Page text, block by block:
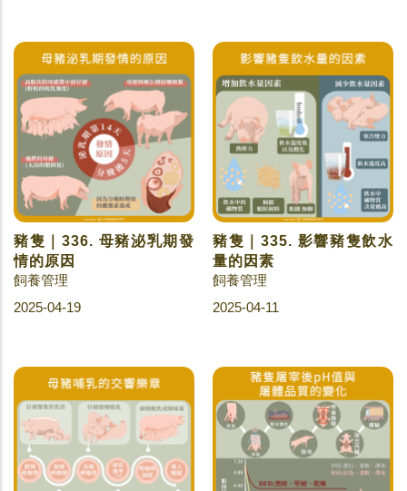
豬隻｜336. 母豬泌乳期發
情的原因
飼養管理
2025-04-19
豬隻｜335. 影響豬隻飲水
量的因素
飼養管理
2025-04-11